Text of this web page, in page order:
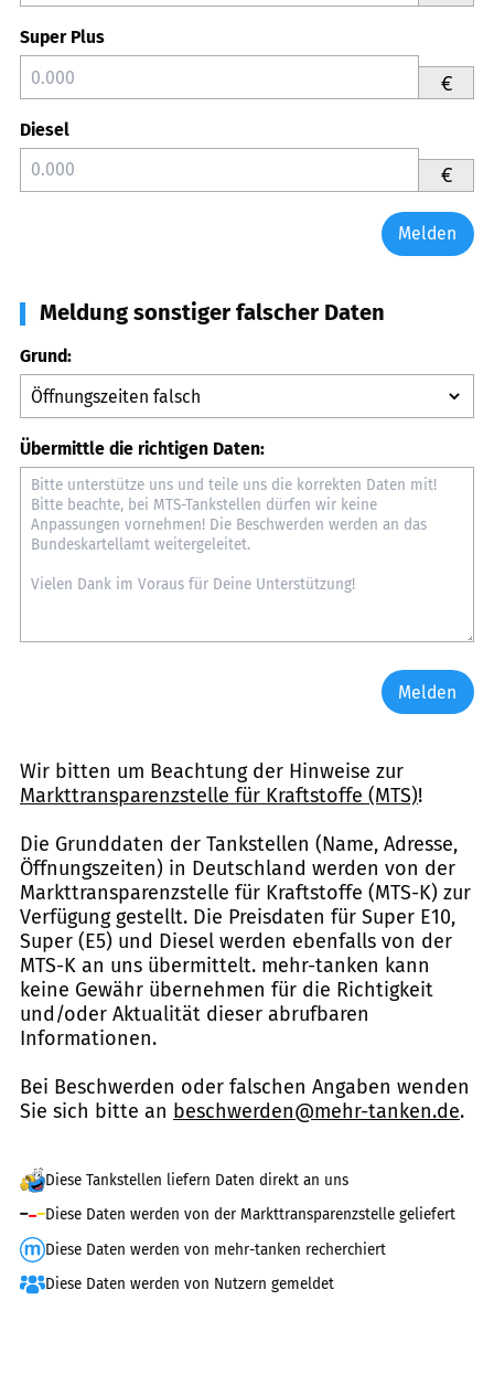
Super Plus
€
Diesel
€
Melden
Meldung sonstiger falscher Daten
Grund:
Übermittle die richtigen Daten:
Melden
Wir bitten um Beachtung der Hinweise zur
Markttransparenzstelle für Kraftstoffe (MTS)!
Die Grunddaten der Tankstellen (Name, Adresse,
Öffnungszeiten) in Deutschland werden von der
Markttransparenzstelle für Kraftstoffe (MTS-K) zur
Verfügung gestellt. Die Preisdaten für Super E10,
Super (E5) und Diesel werden ebenfalls von der
MTS-K an uns übermittelt. mehr-tanken kann
keine Gewähr übernehmen für die Richtigkeit
und/oder Aktualität dieser abrufbaren
Informationen.
Bei Beschwerden oder falschen Angaben wenden
Sie sich bitte an beschwerden@mehr-tanken.de.
Diese Tankstellen liefern Daten direkt an uns
Diese Daten werden von der Markttransparenzstelle geliefert
Diese Daten werden von mehr-tanken recherchiert
Diese Daten werden von Nutzern gemeldet